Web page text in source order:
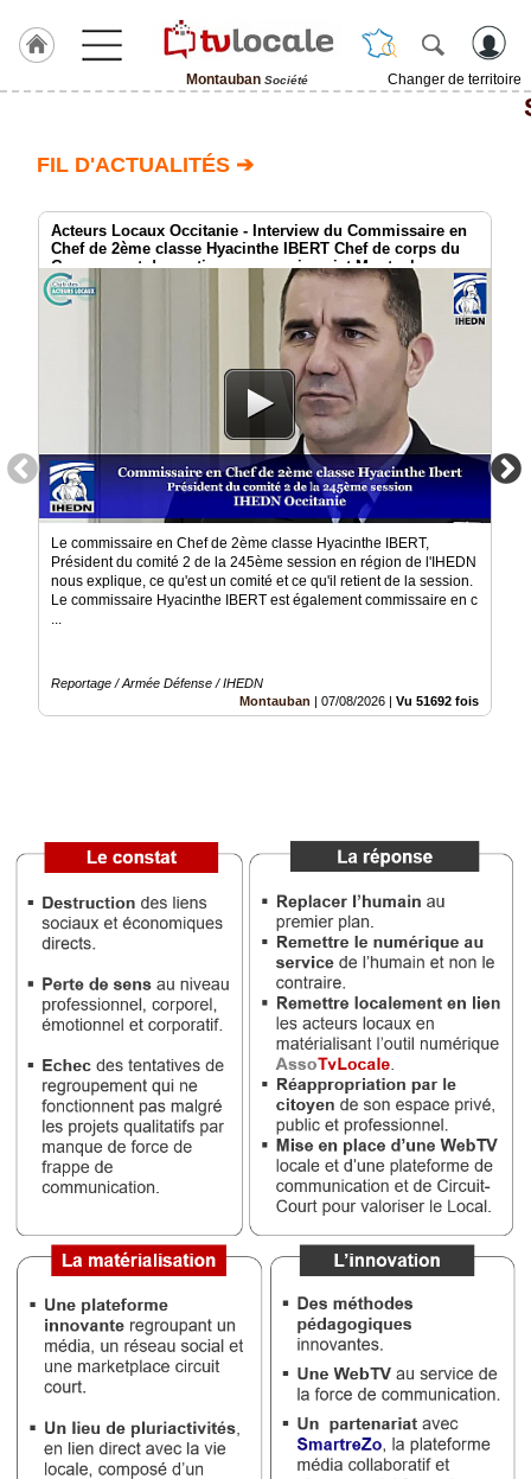
Montauban Société
Changer de territoire
Montauban
TvLocale
France
Gazette
Médias
Inscription
FIL D'ACTUALITÉS ➔
Acteurs Locaux Occitanie - Interview du Commissaire en
Chef de 2ème classe Hyacinthe IBERT Chef de corps du
Groupement de soutien au commissariat Montauban
Le commissaire en Chef de 2ème classe Hyacinthe IBERT,
Président du comité 2 de la 245ème session en région de l'IHEDN
nous explique, ce qu'est un comité et ce qu'il retient de la session.
Le commissaire Hyacinthe IBERT est également commissaire en c
...
Reportage / Armée Défense / IHEDN
Montauban
07/08/2026 Vu 51692 fois